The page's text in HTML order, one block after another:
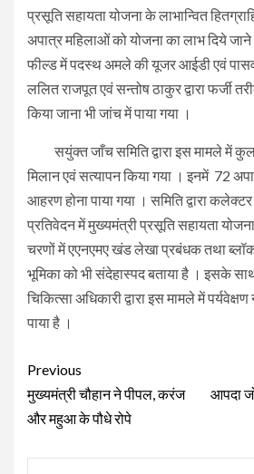
प्रसूति सहायता योजना के लाभान्वित
अपात्र महिलाओं को योजना का लाभ दिये जाने
फील्ड में पदस्थ अमले की यूजर आईडी एवं
ललित राजपूत एवं सन्तोष ठाकुर द्वारा फर्जी
किया जाना भी जांच में पाया गया ।
सयुंक्त जाँच समिति द्वारा इस मामले में कुल
मिलान एवं सत्यापन किया गया । इनमें 72
आहरण होना पाया गया । समिति द्वारा
प्रतिवेदन में मुख्यमंत्री प्रसूति सहायता
चरणों में एएनएमए खंड लेखा प्रबंधक तथा ब्लॉक
भूमिका को भी संदेहास्पद बताया है । इसके
चिकित्सा अधिकारी द्वारा इस मामले में
पाया है ।
Continue
Reading
Previous
मुख्यमंत्री चौहान ने पीपल, करंज
और महुआ के पौधे रोपे
आपदा